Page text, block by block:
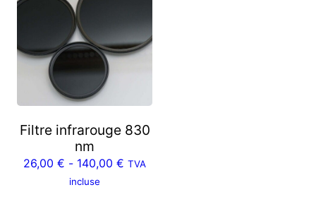
Filtre infrarouge 830
nm
26,00 € - 140,00 € TVA
incluse